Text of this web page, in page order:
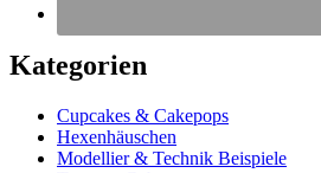
Kategorien
Cupcakes & Cakepops
Hexenhäuschen
Modellier & Technik Beispiele